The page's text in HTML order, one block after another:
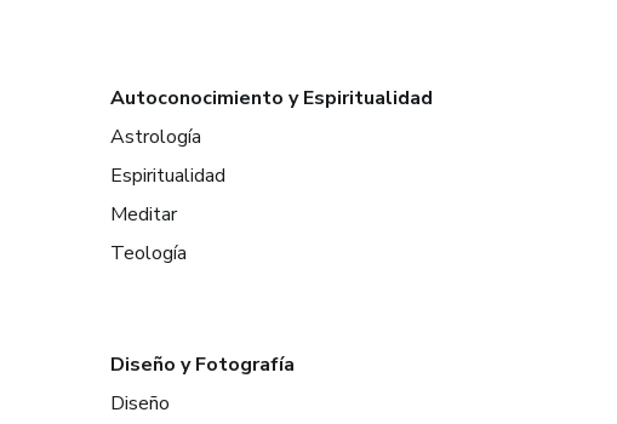
Autoconocimiento y Espiritualidad
Astrología
Espiritualidad
Meditar
Teología
Diseño y Fotografía
Diseño